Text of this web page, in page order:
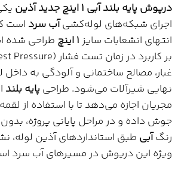
درپوش پایه بلند آبی 1 اینچ جدید آذین
اجرای شبکه‌های لوله‌کشیآب سرد است
انتهای انشعابات سایز1 اینچ
طراحی شده
غبار، مصالح ساختمانی و آلودگی به داخل
نهایی شیرآلات می‌شود. طراحی پایه بلند
مجریان اجازه می‌دهد تا با استفاده از
جوش داده و در مراحل پایانی پروژه، بدون
رنگآبی طبق استانداردهای آذین لوله،
ویژه این درپوش در مسیرهای آب سرد